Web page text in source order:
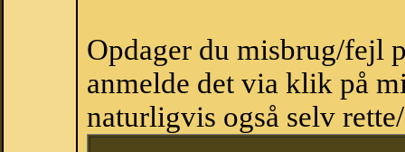
Opdager du misbrug/fejl
anmelde det via klik på
naturligvis også selv